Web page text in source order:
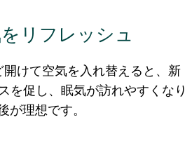
リフレッシュ
けて空気を入れ替えると、新
を促し、眠気が訪れやすくなり
理想です。